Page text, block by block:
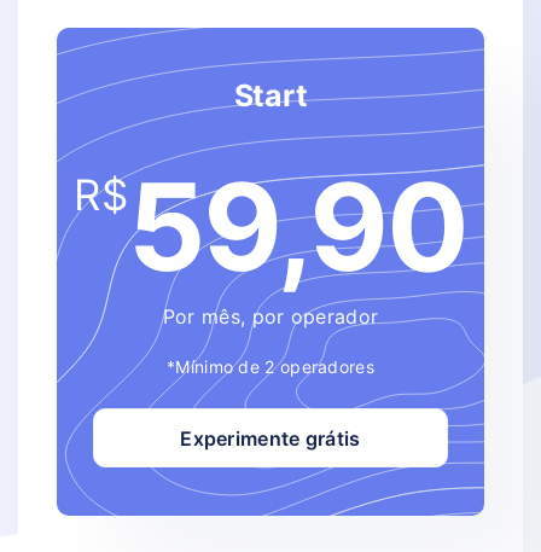
Start
R$59,90
Por mês, por operador
*Mínimo de 2 operadores
Experimente grátis